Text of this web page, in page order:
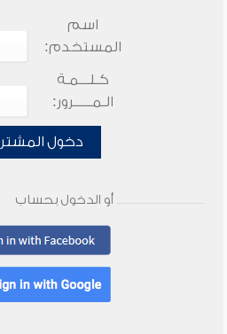
اسم
المستخدم:
كـلـــمـة
الـمـــــرور:
دخول
أو الدخول بحساب